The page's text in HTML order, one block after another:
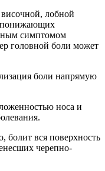
лобной
симптомом
головной боли может
боли напрямую
носа и
болит вся поверхность
черепно-